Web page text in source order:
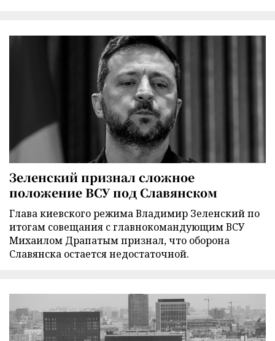
Зеленский признал сложное
положение ВСУ под Славянском
Глава киевского режима Владимир Зеленский по
итогам совещания с главнокомандующим ВСУ
Михаилом Драпатым признал, что оборона
Славянска остается недостаточной.